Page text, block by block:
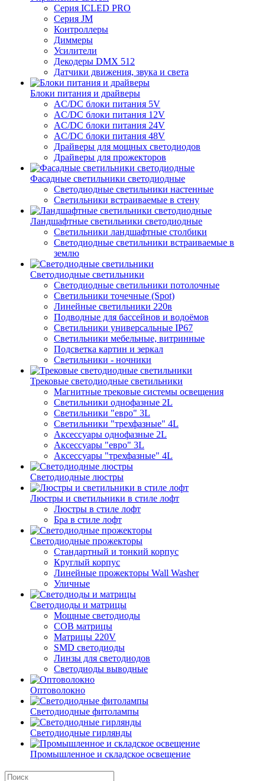
Серия ICLED PRO
Серия JM
Контроллеры
Диммеры
Усилители
Декодеры DMX 512
Датчики движения, звука и света
Блоки питания и драйверы
AC/DC блоки питания 5V
AC/DC блоки питания 12V
AC/DC блоки питания 24V
AC/DC блоки питания 48V
Драйверы для мощных светодиодов
Драйверы для прожекторов
Фасадные светильники светодиодные
Светодиодные светильники настенные
Светильники встраиваемые в стену
Ландшафтные светильники светодиодные
Светильники ландшафтные столбики
Светодиодные светильники встраиваемые в
землю
Светодиодные светильники
Светодиодные светильники потолочные
Светильники точечные (Spot)
Линейные светильники 220в
Подводные для бассейнов и водоёмов
Светильники универсальные IP67
Светильники мебельные, витринные
Подсветка картин и зеркал
Светильники - ночники
Трековые светодиодные светильники
Магнитные трековые системы освещения
Светильники однофазные 2L
Светильники "евро" 3L
Светильники "трехфазные" 4L
Аксессуары однофазные 2L
Аксессуары "евро" 3L
Аксессуары "трехфазные" 4L
Светодиодные люстры
Люстры и светильники в стиле лофт
Люстры в стиле лофт
Бра в стиле лофт
Светодиодные прожекторы
Стандартный и тонкий корпус
Круглый корпус
Линейные прожекторы Wall Washer
Уличные
Светодиоды и матрицы
Мощные светодиоды
COB матрицы
Матрицы 220V
SMD светодиоды
Линзы для светодиодов
Светодиоды выводные
Оптоволокно
Светодиодные фитолампы
Светодиодные гирлянды
Промышленное и складское освещение